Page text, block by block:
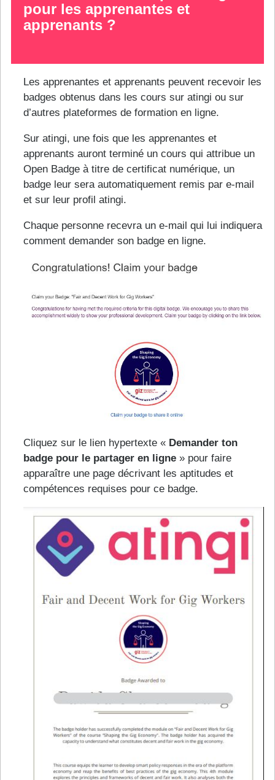
pour les apprenantes et
apprenants ?
Les apprenantes et apprenants peuvent recevoir les
badges obtenus dans les cours sur atingi ou sur
d’autres plateformes de formation en ligne.
Sur atingi, une fois que les apprenantes et
apprenants auront terminé un cours qui attribue un
Open Badge à titre de certificat numérique, un
badge leur sera automatiquement remis par e-mail
et sur leur profil atingi.
Chaque personne recevra un e-mail qui lui indiquera
comment demander son badge en ligne.
Cliquez sur le lien hypertexte « Demander ton
badge pour le partager en ligne » pour faire
apparaître une page décrivant les aptitudes et
compétences requises pour ce badge.